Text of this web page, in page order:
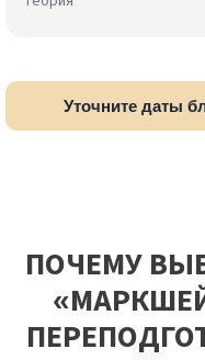
Уточните даты
ПОЧЕМУ